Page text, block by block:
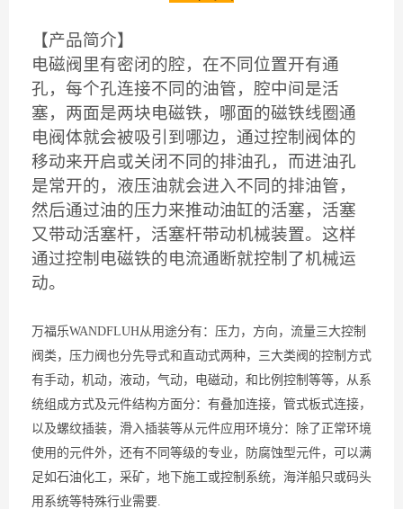
【产品简介】
电磁阀里有密闭的腔，在不同位置开有通
孔，每个孔连接不同的油管，腔中间是活
塞，两面是两块电磁铁，哪面的磁铁线圈通
电阀体就会被吸引到哪边，通过控制阀体的
移动来开启或关闭不同的排油孔，而进油孔
是常开的，液压油就会进入不同的排油管，
然后通过油的压力来推动油缸的活塞，活塞
又带动活塞杆，活塞杆带动机械装置。这样
通过控制电磁铁的电流通断就控制了机械运
动。
万福乐WANDFLUH从用途分有：压力，方向，流量三大控制
阀类，压力阀也分先导式和直动式两种，三大类阀的控制方式
有手动，机动，液动，气动，电磁动，和比例控制等等，从系
统组成方式及元件结构方面分：有叠加连接，管式板式连接，
以及螺纹插装，滑入插装等从元件应用环境分：除了正常环境
使用的元件外，还有不同等级的专业，防腐蚀型元件，可以满
足如石油化工，采矿，地下施工或控制系统，海洋船只或码头
用系统等特殊行业需要.